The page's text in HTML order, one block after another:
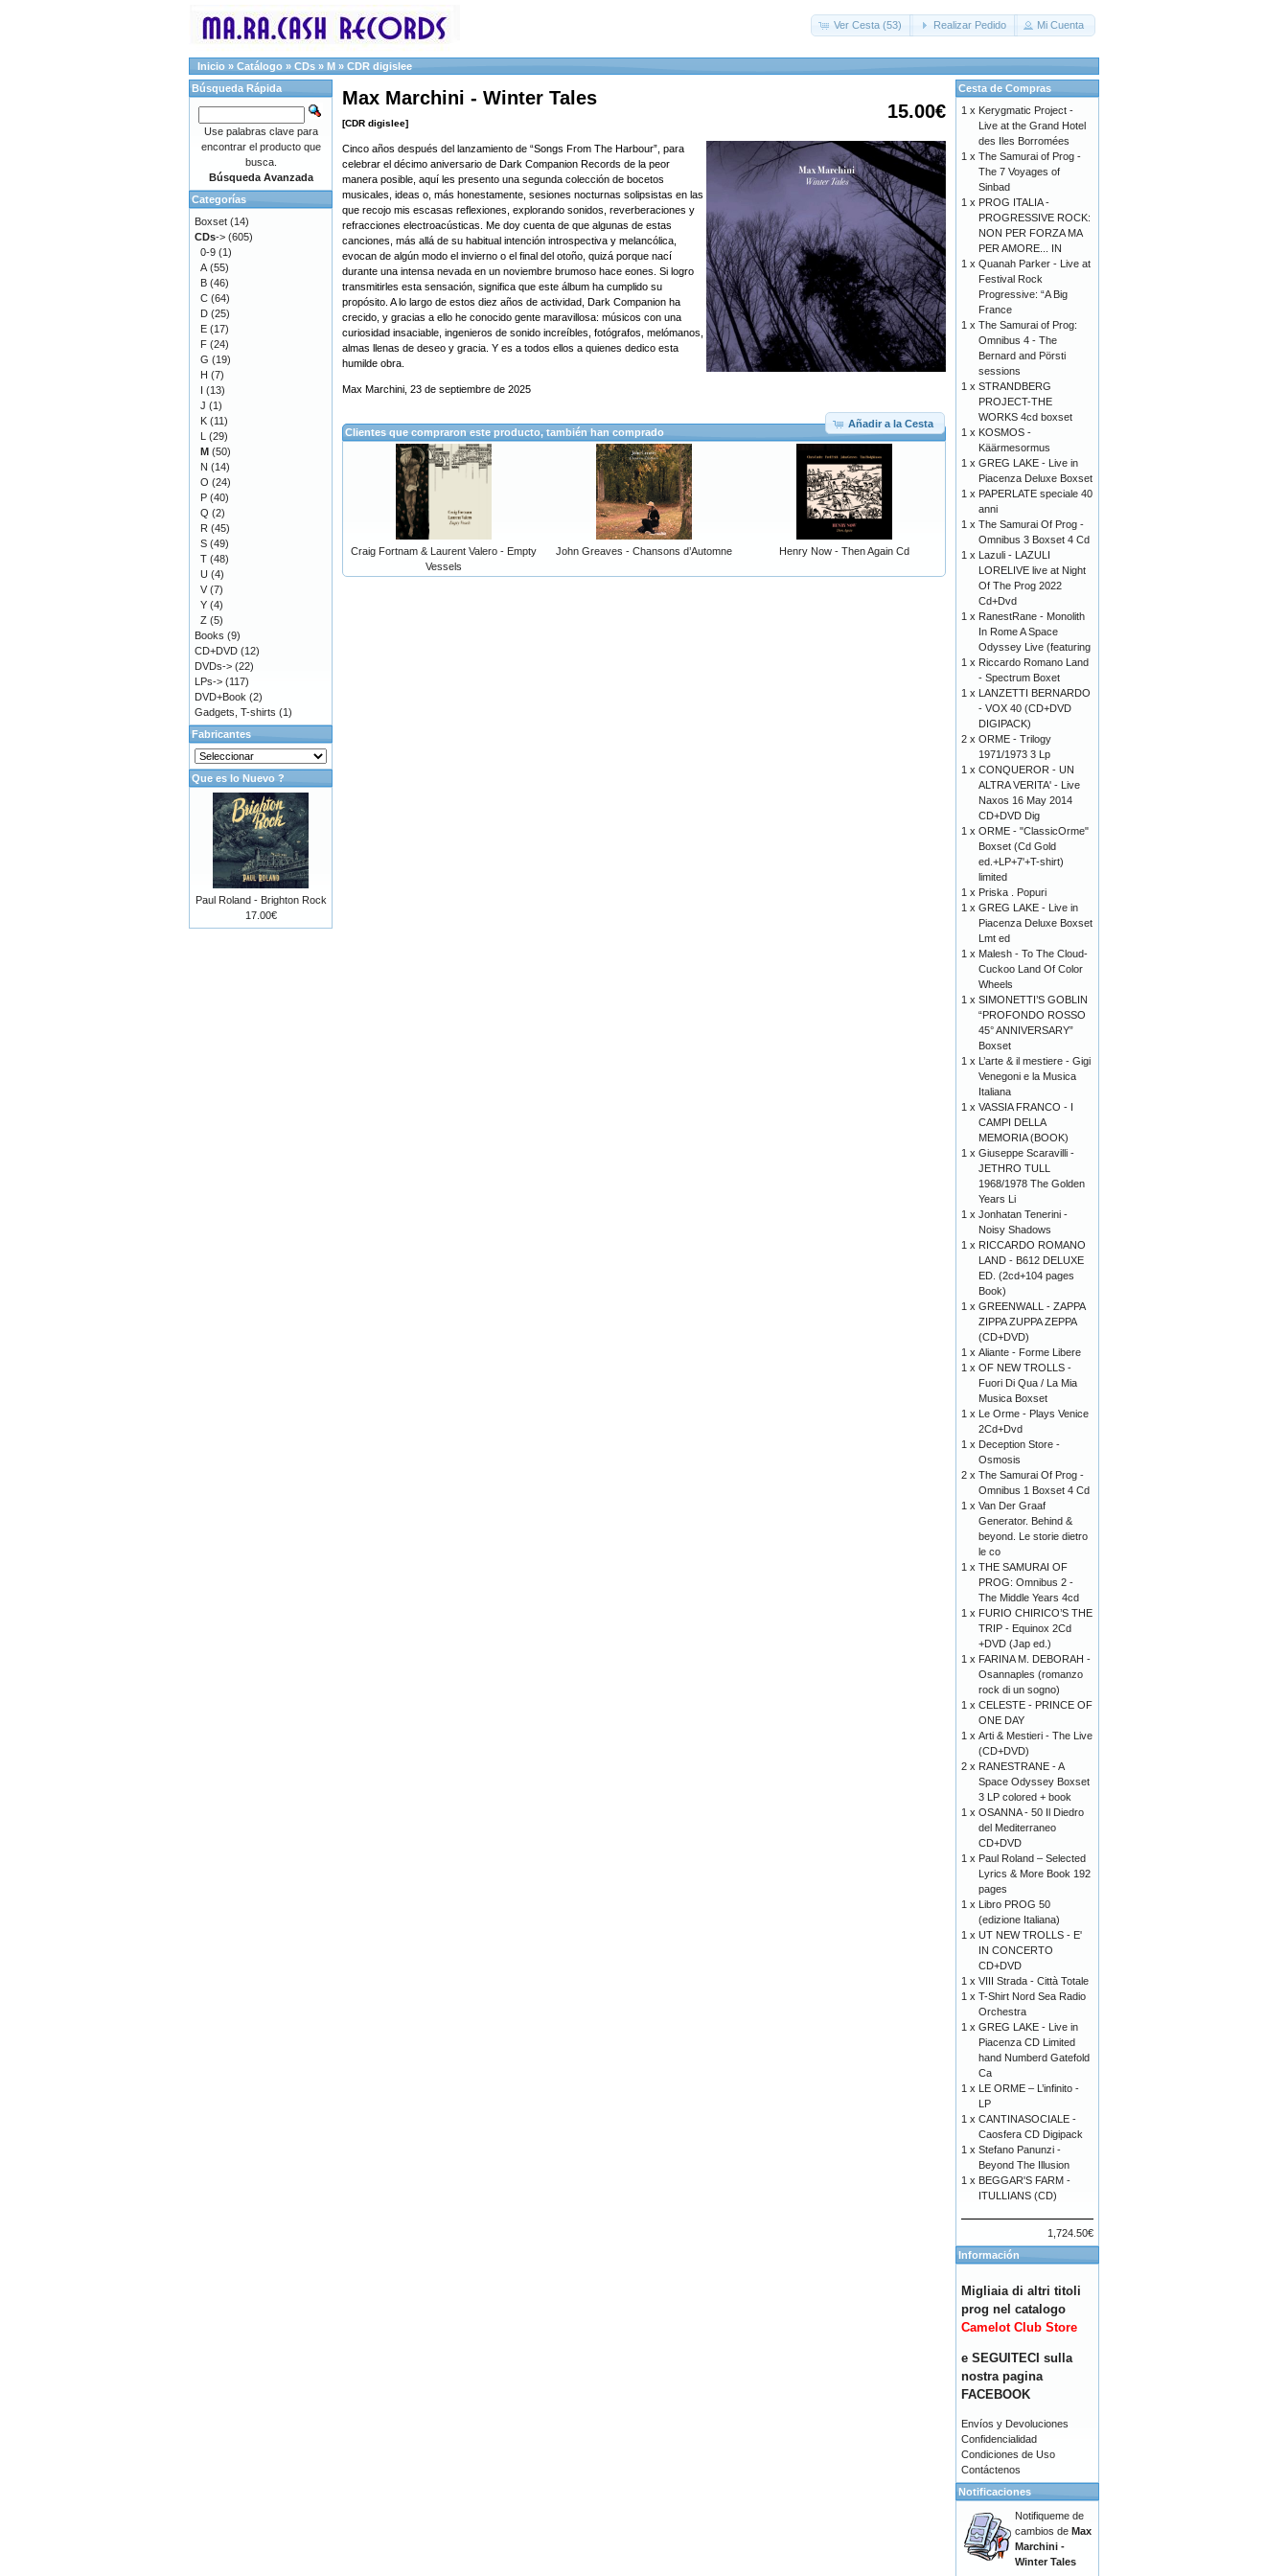
Ver Cesta (53) Realizar Pedido Mi Cuenta
Inicio » Catálogo » CDs » M » CDR digislee
15.00€
Max Marchini - Winter Tales
[CDR digislee]
Cinco años después del lanzamiento de “Songs From The Harbour”, para
celebrar el décimo aniversario de Dark Companion Records de la peor
manera posible, aquí les presento una segunda colección de bocetos
musicales, ideas o, más honestamente, sesiones nocturnas solipsistas en las
que recojo mis escasas reflexiones, explorando sonidos, reverberaciones y
refracciones electroacústicas. Me doy cuenta de que algunas de estas
canciones, más allá de su habitual intención introspectiva y melancólica,
evocan de algún modo el invierno o el final del otoño, quizá porque nací
durante una intensa nevada en un noviembre brumoso hace eones. Si logro
transmitirles esta sensación, significa que este álbum ha cumplido su
propósito. A lo largo de estos diez años de actividad, Dark Companion ha
crecido, y gracias a ello he conocido gente maravillosa: músicos con una
curiosidad insaciable, ingenieros de sonido increíbles, fotógrafos, melómanos,
almas llenas de deseo y gracia. Y es a todos ellos a quienes dedico esta
humilde obra.
Max Marchini, 23 de septiembre de 2025
Añadir a la Cesta
Clientes que compraron este producto, también han comprado
Craig Fortnam & Laurent Valero - Empty
Vessels
John Greaves - Chansons d’Automne Henry Now - Then Again Cd
Búsqueda Rápida
Use palabras clave para
encontrar el producto que
busca.
Búsqueda Avanzada
Categorías
Boxset (14)
CDs-> (605)
0-9 (1)
A (55)
B (46)
C (64)
D (25)
E (17)
F (24)
G (19)
H (7)
I (13)
J (1)
K (11)
L (29)
M (50)
N (14)
O (24)
P (40)
Q (2)
R (45)
S (49)
T (48)
U (4)
V (7)
Y (4)
Z (5)
Books (9)
CD+DVD (12)
DVDs-> (22)
LPs-> (117)
DVD+Book (2)
Gadgets, T-shirts (1)
Fabricantes
Que es lo Nuevo ?
Paul Roland - Brighton Rock
17.00€
Cesta de Compras
1 x Kerygmatic Project -
Live at the Grand Hotel
des Iles Borromées
1 x The Samurai of Prog -
The 7 Voyages of
Sinbad
1 x PROG ITALIA -
PROGRESSIVE ROCK:
NON PER FORZA MA
PER AMORE... IN
1 x Quanah Parker - Live at
Festival Rock
Progressive: “A Big
France
1 x The Samurai of Prog:
Omnibus 4 - The
Bernard and Pörsti
sessions
1 x STRANDBERG
PROJECT-THE
WORKS 4cd boxset
1 x KOSMOS -
Käärmesormus
1 x GREG LAKE - Live in
Piacenza Deluxe Boxset
1 x PAPERLATE speciale 40
anni
1 x The Samurai Of Prog -
Omnibus 3 Boxset 4 Cd
1 x Lazuli - LAZULI
LORELIVE live at Night
Of The Prog 2022
Cd+Dvd
1 x RanestRane - Monolith
In Rome A Space
Odyssey Live (featuring
1 x Riccardo Romano Land
- Spectrum Boxet
1 x LANZETTI BERNARDO
- VOX 40 (CD+DVD
DIGIPACK)
2 x ORME - Trilogy
1971/1973 3 Lp
1 x CONQUEROR - UN
ALTRA VERITA' - Live
Naxos 16 May 2014
CD+DVD Dig
1 x ORME - "ClassicOrme"
Boxset (Cd Gold
ed.+LP+7'+T-shirt)
limited
1 x Priska . Popuri
1 x GREG LAKE - Live in
Piacenza Deluxe Boxset
Lmt ed
1 x Malesh - To The Cloud-
Cuckoo Land Of Color
Wheels
1 x SIMONETTI’S GOBLIN
“PROFONDO ROSSO
45° ANNIVERSARY”
Boxset
1 x L’arte & il mestiere - Gigi
Venegoni e la Musica
Italiana
1 x VASSIA FRANCO - I
CAMPI DELLA
MEMORIA (BOOK)
1 x Giuseppe Scaravilli -
JETHRO TULL
1968/1978 The Golden
Years Li
1 x Jonhatan Tenerini -
Noisy Shadows
1 x RICCARDO ROMANO
LAND - B612 DELUXE
ED. (2cd+104 pages
Book)
1 x GREENWALL - ZAPPA
ZIPPA ZUPPA ZEPPA
(CD+DVD)
1 x Aliante - Forme Libere
1 x OF NEW TROLLS -
Fuori Di Qua / La Mia
Musica Boxset
1 x Le Orme - Plays Venice
2Cd+Dvd
1 x Deception Store -
Osmosis
2 x The Samurai Of Prog -
Omnibus 1 Boxset 4 Cd
1 x Van Der Graaf
Generator. Behind &
beyond. Le storie dietro
le co
1 x THE SAMURAI OF
PROG: Omnibus 2 -
The Middle Years 4cd
1 x FURIO CHIRICO’S THE
TRIP - Equinox 2Cd
+DVD (Jap ed.)
1 x FARINA M. DEBORAH -
Osannaples (romanzo
rock di un sogno)
1 x CELESTE - PRINCE OF
ONE DAY
1 x Arti & Mestieri - The Live
(CD+DVD)
2 x RANESTRANE - A
Space Odyssey Boxset
3 LP colored + book
1 x OSANNA - 50 Il Diedro
del Mediterraneo
CD+DVD
1 x Paul Roland – Selected
Lyrics & More Book 192
pages
1 x Libro PROG 50
(edizione Italiana)
1 x UT NEW TROLLS - E'
IN CONCERTO
CD+DVD
1 x VIII Strada - Città Totale
1 x T-Shirt Nord Sea Radio
Orchestra
1 x GREG LAKE - Live in
Piacenza CD Limited
hand Numberd Gatefold
Ca
1 x LE ORME – L’infinito -
LP
1 x CANTINASOCIALE -
Caosfera CD Digipack
1 x Stefano Panunzi -
Beyond The Illusion
1 x BEGGAR'S FARM -
ITULLIANS (CD)
1,724.50€
Información
Migliaia di altri titoli
prog nel catalogo
Camelot Club Store
e SEGUITECI sulla
nostra pagina
FACEBOOK
Envíos y Devoluciones
Confidencialidad
Condiciones de Uso
Contáctenos
Notificaciones
Notifiqueme de
cambios de Max
Marchini -
Winter Tales